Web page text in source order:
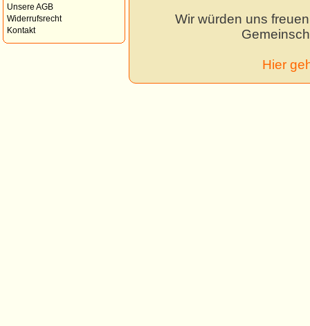
Unsere AGB
Widerrufsrecht
Kontakt
Wir würden uns
Hier